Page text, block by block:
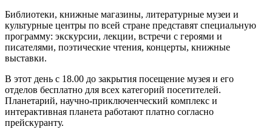
Библиотеки, книжные магазины, литературные музеи и
культурные центры по всей стране представят специальную
программу: экскурсии, лекции, встречи с героями и
писателями, поэтические чтения, концерты, книжные
выставки.
В этот день с 18.00 до закрытия посещение музея и его
отделов бесплатно для всех категорий посетителей.
Планетарий, научно-приключенческий комплекс и
интерактивная планета работают платно согласно
прейскуранту.